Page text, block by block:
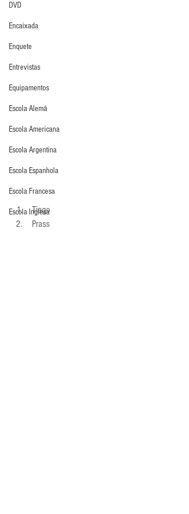
DVD
Encaixada
Enquete
Entrevistas
Equipamentos
Escola Alemã
Escola Americana
Escola Argentina
Escola Espanhola
Escola Francesa
Escola Inglesa
Tiago
Prass